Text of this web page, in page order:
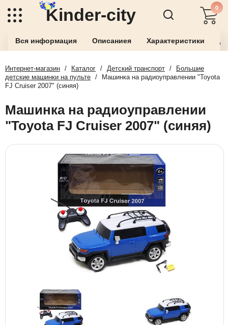
Kinder-city 0
Вся информация Описаниея Характеристики
Интернет-магазин / Каталог / Детский транспорт /
Большие
детские машинки на пульте /
Машинка на радиоуправлении "Toyota
FJ Cruiser 2007" (синяя)
Машинка на радиоуправлении
"Toyota FJ Cruiser 2007" (синяя)